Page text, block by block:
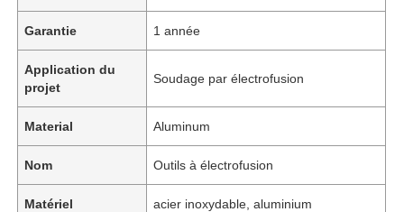
Garantie 1 année
Application du
projet
Soudage par électrofusion
Material Aluminum
Nom Outils à électrofusion
Matériel acier inoxydable, aluminium